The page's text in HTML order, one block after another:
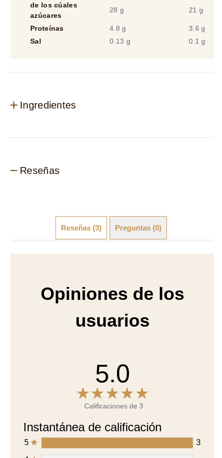
de los cúales
azúcares
28 g 21 g
Proteínas 4.8 g
3.6 g
Sal
0.13 g 0.1 g
Ingredientes
Reseñas
Reseñas (3) Preguntas (0)
Opiniones de los
usuarios
5.0
Calificaciones de 3
Instantánea de calificación
5 3